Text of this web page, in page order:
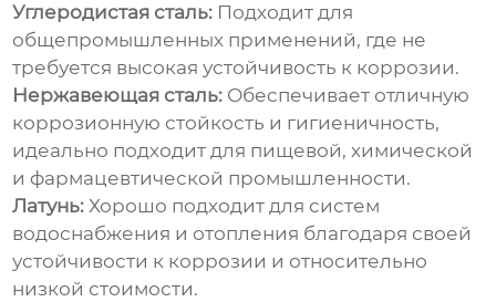
Углеродистая сталь: Подходит для
общепромышленных применений, где не
требуется высокая устойчивость к коррозии.
Нержавеющая сталь: Обеспечивает отличную
коррозионную стойкость и гигиеничность,
идеально подходит для пищевой, химической
и фармацевтической промышленности.
Латунь: Хорошо подходит для систем
водоснабжения и отопления благодаря своей
устойчивости к коррозии и относительно
низкой стоимости.